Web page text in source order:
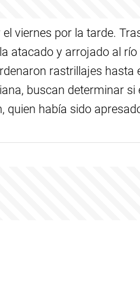
viernes por la tarde.
atacado y arrojado al
rastrillajes hasta
buscan determinar si
quien había sido